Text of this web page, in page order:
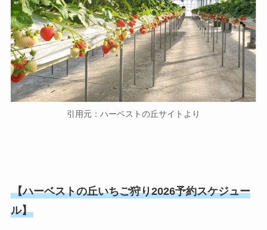
引用元：ハーベストの丘サイトより
【ハーベストの丘いちご狩り2026予約スケジュー
ル】